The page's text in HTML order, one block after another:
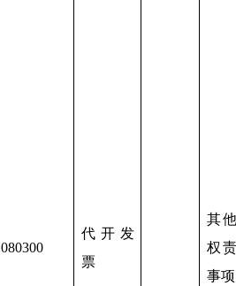
080300
代开发
票
其
权
事项